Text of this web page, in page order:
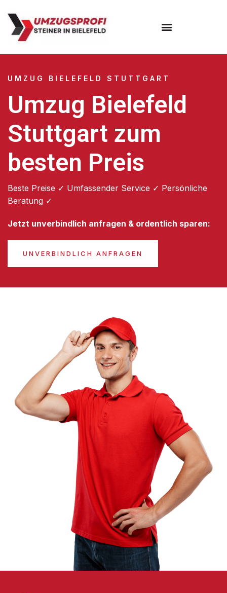
UMZUG BIELEFELD STUTTGART
Umzug Bielefeld
Stuttgart zum
besten Preis
Beste Preise ✓ Umfassender Service ✓ Persönliche
Beratung ✓
Jetzt unverbindlich anfragen & ordentlich sparen:
UNVERBINDLICH ANFRAGEN